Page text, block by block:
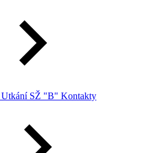
Utkání SŽ "B" Kontakty